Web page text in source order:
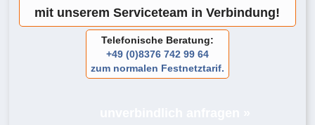
mit unserem Serviceteam in Verbindung!
Telefonische Beratung:
+49 (0)8376 742 99 64
zum normalen Festnetztarif.